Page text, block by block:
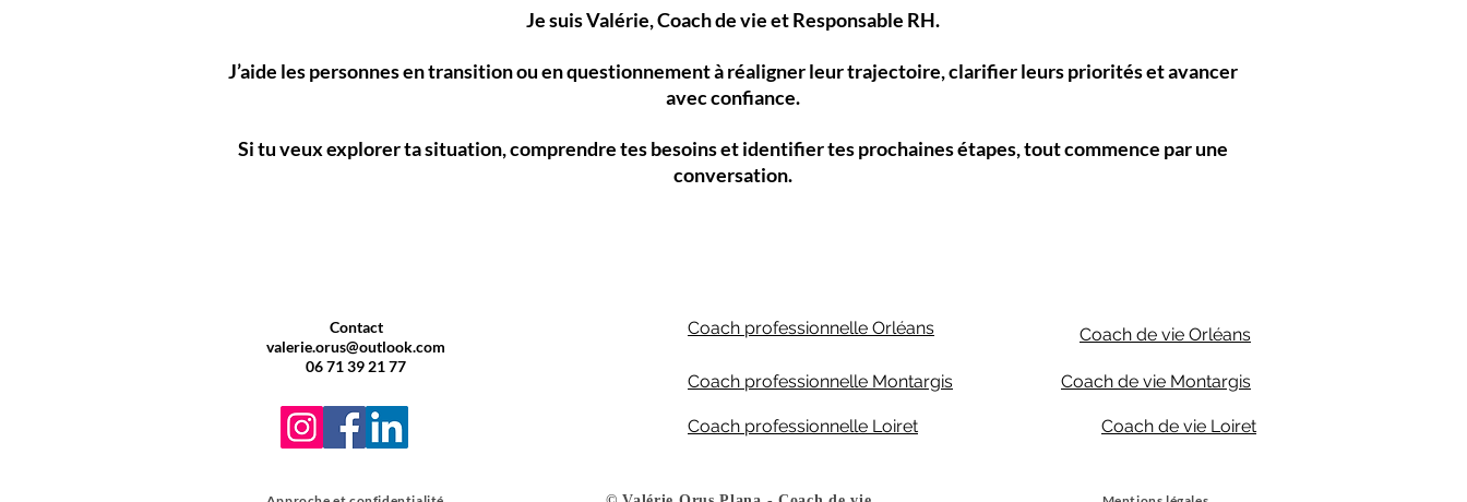
Je suis Valérie, Coach de vie et Responsable RH.
J’aide les personnes en transition ou en questionnement à réaligner leur trajectoire, clarifier leurs priorités et avancer
avec confiance.
Si tu veux explorer ta situation, comprendre tes besoins et identifier tes prochaines étapes, tout commence par une
conversation.
Contact
valerie.orus@outlook.com
06 71 39 21 77
Coach professionnelle Orléans​
Coach professionnelle Montargis
Coach professionnelle Loiret
Coach de vie Orléans​
Coach de vie Montargis
Coach de vie Loiret